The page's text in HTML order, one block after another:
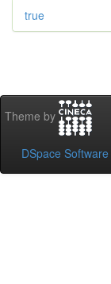
true
Theme by
DSpace Software